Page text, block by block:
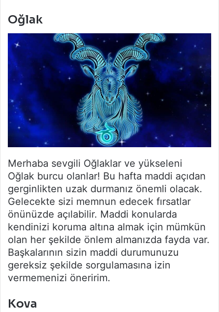
Oğlak
Merhaba sevgili Oğlaklar ve yükseleni
Oğlak burcu olanlar! Bu hafta maddi açıdan
gerginlikten uzak durmanız önemli olacak.
Gelecekte sizi memnun edecek fırsatlar
önünüzde açılabilir. Maddi konularda
kendinizi koruma altına almak için mümkün
olan her şekilde önlem almanızda fayda var.
Başkalarının sizin maddi durumunuzu
gereksiz şekilde sorgulamasına izin
vermemenizi öneririm.
Kova